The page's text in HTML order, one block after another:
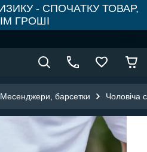
- СПОЧАТКУ ТОВАР,
ГРОШІ
Месенджери, барсетки Чоловіча